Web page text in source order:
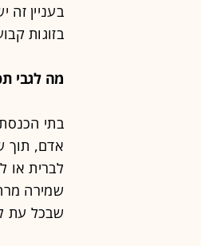
בעניין
בזוגות
מה לגבי
שבכל עת לא